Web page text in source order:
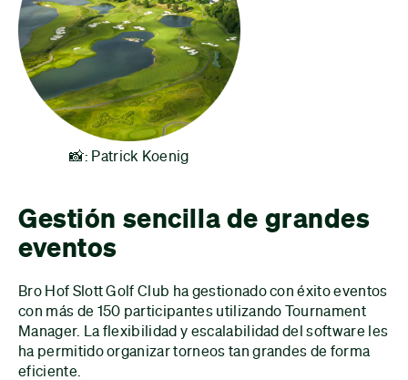
📸: Patrick Koenig
Gestión sencilla de grandes
eventos
Bro Hof Slott Golf Club ha gestionado con éxito eventos
con más de 150 participantes utilizando Tournament
Manager. La flexibilidad y escalabilidad del software les
ha permitido organizar torneos tan grandes de forma
eficiente.